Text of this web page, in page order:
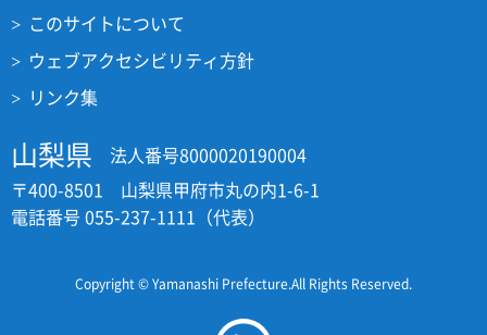
このサイトについて
ウェブアクセシビリティ方針
リンク集
山梨県
法人番号8000020190004
〒400-8501 山梨県甲府市丸の内1-6-1
電話番号 055-237-1111（代表）
Copyright © Yamanashi Prefecture.All Rights Reserved.